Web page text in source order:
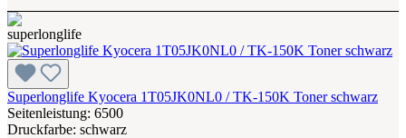
Superlonglife Kyocera 1T05JK0NL0 / TK-150K Toner schwarz
Seitenleistung: 6500
Druckfarbe: schwarz